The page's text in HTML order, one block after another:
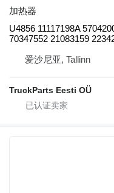
加热器
U4856 11117198A
70347552 21083159
爱沙尼亚, Tallinn
TruckParts Eesti OÜ